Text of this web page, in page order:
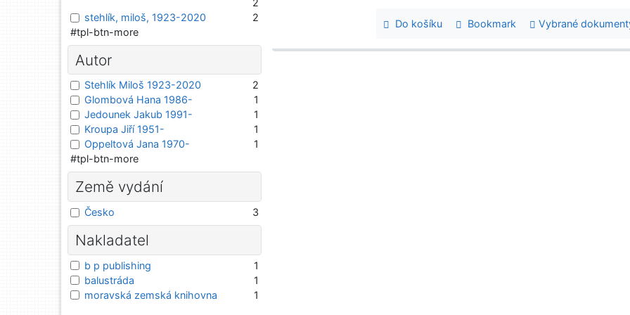
Do košíku Bookmark Vybrané
stehlík, miloš, 1923-2020
2
#tpl-btn-more
Autor
Stehlík Miloš 1923-2020
2
Glombová Hana 1986-
1
Jedounek Jakub 1991-
1
Kroupa Jiří 1951-
1
Oppeltová Jana 1970-
1
#tpl-btn-more
Země vydání
Česko 3
Nakladatel
b p publishing
1
balustráda
1
moravská zemská knihovna
1